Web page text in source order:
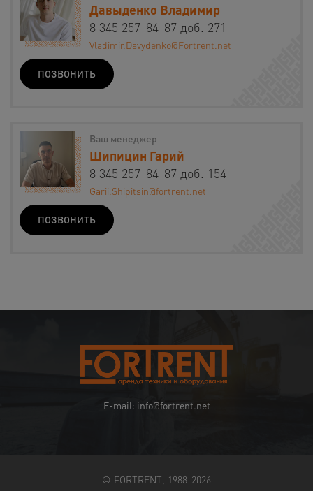
Давыденко Владимир
8 345 257-84-87 доб. 271
Vladimir.Davydenko@Fortrent.net
ПОЗВОНИТЬ
Ваш менеджер
Шипицин Гарий
8 345 257-84-87 доб. 154
Garii.Shipitsin@fortrent.net
ПОЗВОНИТЬ
E-mail: info@fortrent.net
© FORTRENT, 1988-2026